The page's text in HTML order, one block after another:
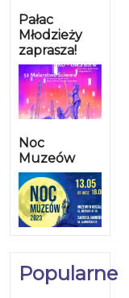
Pałac
Młodzieży
zaprasza!
Noc
Muzeów
Popularne